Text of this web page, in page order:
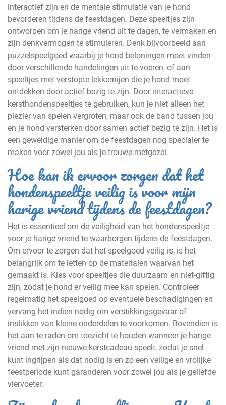
interactief zijn en de mentale stimulatie van je hond
bevorderen tijdens de feestdagen. Deze speeltjes zijn
ontworpen om je harige vriend uit te dagen, te vermaken en
zijn denkvermogen te stimuleren. Denk bijvoorbeeld aan
puzzelspeelgoed waarbij je hond beloningen moet vinden
door verschillende handelingen uit te voeren, of aan
speeltjes met verstopte lekkernijen die je hond moet
ontdekken door actief bezig te zijn. Door interactieve
kersthondenspeeltjes te gebruiken, kun je niet alleen het
plezier van spelen vergroten, maar ook de band tussen jou
en je hond versterken door samen actief bezig te zijn. Het is
een geweldige manier om de feestdagen nog specialer te
maken voor zowel jou als je trouwe metgezel.
Hoe kan ik ervoor zorgen dat het
hondenspeeltje veilig is voor mijn
harige vriend tijdens de feestdagen?
Het is essentieel om de veiligheid van het hondenspeeltje
voor je harige vriend te waarborgen tijdens de feestdagen.
Om ervoor te zorgen dat het speelgoed veilig is, is het
belangrijk om te letten op de materialen waarvan het
gemaakt is. Kies voor speeltjes die duurzaam en niet-giftig
zijn, zodat je hond er veilig mee kan spelen. Controleer
regelmatig het speelgoed op eventuele beschadigingen en
vervang het indien nodig om verstikkingsgevaar of
inslikken van kleine onderdelen te voorkomen. Bovendien is
het aan te raden om toezicht te houden wanneer je harige
vriend met zijn nieuwe kerstcadeau speelt, zodat je snel
kunt ingrijpen als dat nodig is en zo een veilige en vrolijke
feestperiode kunt garanderen voor zowel jou als je geliefde
viervoeter.